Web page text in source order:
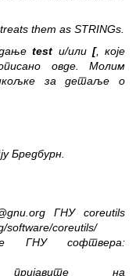
treats them as STRINGs.
test и/или [, које
овде. Молим
за детаље о
Бредбурн.
ГНУ coreutils
software/coreutils/
ГНУ софтвера:
на